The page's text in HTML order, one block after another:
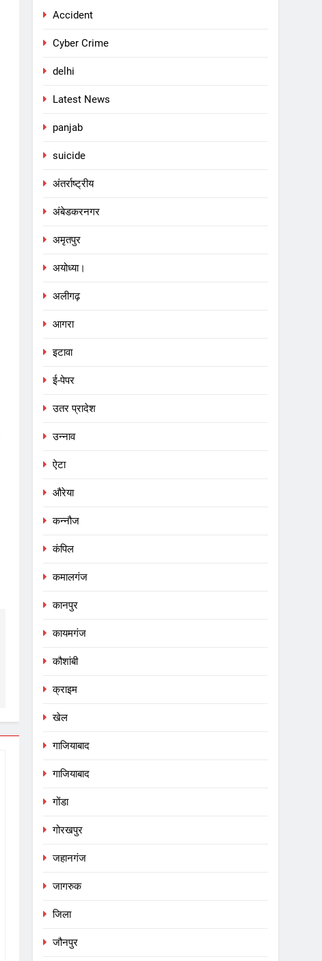
Accident
Cyber Crime
delhi
Latest News
panjab
suicide
अंतर्राष्ट्रीय
अंबेडकरनगर
अमृतपुर
अयोध्या।
अलीगढ़
आगरा
इटावा
ई-पेपर
उतर प्रादेश
उन्नाव
ऐटा
औरेया
कन्नौज
कंपिल
कमालगंज
कानपुर
कायमगंज
कौशांबी
क्राइम
खेल
गाजियाबाद
गाजियाबाद
गोंडा
गोरखपुर
जहानगंज
जागरुक
जिला
जौनपुर